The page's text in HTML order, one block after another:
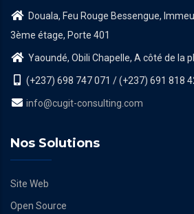
Douala, Feu Rouge Bessengue,
3ème étage, Porte 401
Yaoundé, Obili Chapelle, A côté de la
(+237) 698 747 071 / (+237) 691 818
info@cugit-consulting.com
Nos Solutions
Site Web
Open Source